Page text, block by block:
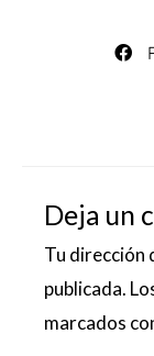
Deja un
Tu dirección
publicada.
marcados